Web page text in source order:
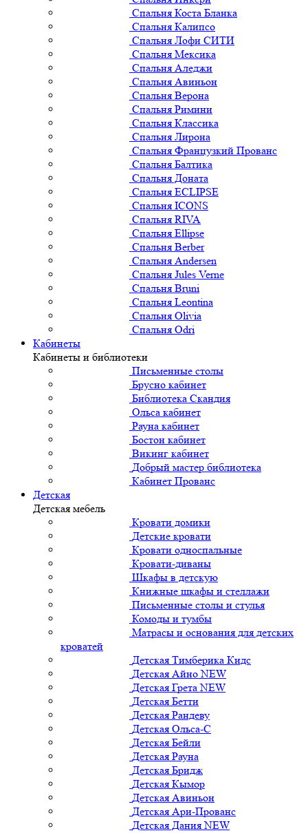
Спальня Коста Бланка
Спальня Калипсо
Спальня Лофи СИТИ
Спальня Мексика
Спальня Аледжи
Спальня Авиньон
Спальня Верона
Спальня Римини
Спальня Классика
Спальня Лирона
Спальня Французкий Прованс
Спальня Балтика
Спальня Доната
Спальня ECLIPSE
Спальня ICONS
Спальня RIVA
Спальня Ellipse
Спальня Berber
Спальня Andersen
Спальня Jules Verne
Спальня Bruni
Спальня Leontina
Спальня Olivia
Спальня Odri
Кабинеты
Кабинеты и библиотеки
Письменные столы
Брусно кабинет
Библиотека Скандия
Ольса кабинет
Рауна кабинет
Бостон кабинет
Викинг кабинет
Добрый мастер библиотека
Кабинет Прованс
Детская
Детская мебель
Кровати домики
Детские кровати
Кровати односпальные
Кровати-диваны
Шкафы в детскую
Книжные шкафы и стеллажи
Письменные столы и стулья
Комоды и тумбы
Матрасы и основания для детских
кроватей
Детская Тимберика Кидс
Детская Айно NEW
Детская Грета NEW
Детская Бетти
Детская Рандеву
Детская Ольса-С
Детская Бейли
Детская Рауна
Детская Бридж
Детская Кымор
Детская Авиньон
Детская Ари-Прованс
Детская Дания NEW